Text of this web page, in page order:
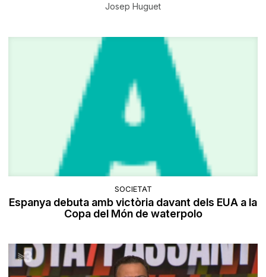
Josep Huguet
SOCIETAT
Espanya debuta amb victòria davant dels EUA a la
Copa del Món de waterpolo